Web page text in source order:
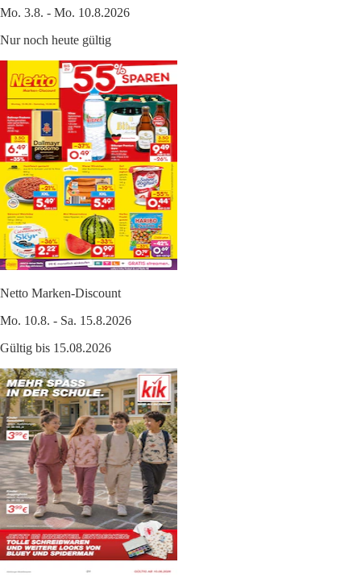
Mo. 3.8. - Mo. 10.8.2026
Nur noch heute gültig
Netto Marken-Discount
Mo. 10.8. - Sa. 15.8.2026
Gültig bis 15.08.2026